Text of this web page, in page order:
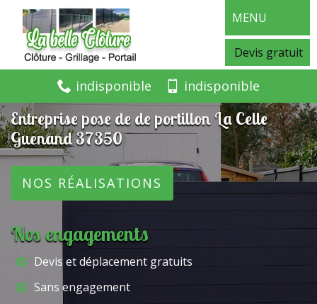
MENU
Devis gratuit
indisponible indisponible
Entreprise pose de de portillon La Celle
Guenand 37350
NOS RÉALISATIONS
Nos engagements
Devis et déplacement gratuits
Sans engagement